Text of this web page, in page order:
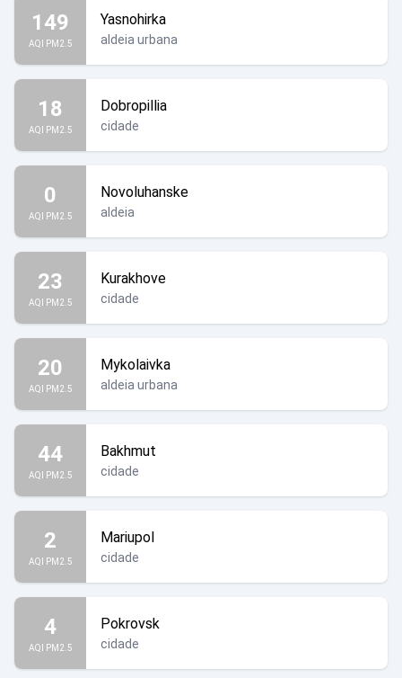
149
AQI PM2.5
Yasnohirka
aldeia urbana
18
AQI PM2.5
Dobropillia
cidade
0
AQI PM2.5
Novoluhanske
aldeia
23
AQI PM2.5
Kurakhove
cidade
20
AQI PM2.5
Mykolaivka
aldeia urbana
44
AQI PM2.5
Bakhmut
cidade
2
AQI PM2.5
Mariupol
cidade
4
AQI PM2.5
Pokrovsk
cidade